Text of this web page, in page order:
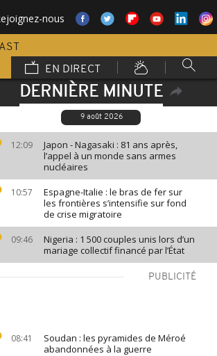
nous
EN DIRECT
DERNIÈRE MINUTE
9 août 2026
12:09
Japon - Nagasaki : 81 ans après,
l’appel à un monde sans armes
nucléaires
10:57
Espagne-Italie : le bras de fer sur
les frontières s’intensifie sur fond
de crise migratoire
09:46
Nigeria : 1 500 couples unis lors d’un
mariage collectif financé par l’État
PUBLICITÉ
08:41
Soudan : les pyramides de Méroé
abandonnées à la guerre